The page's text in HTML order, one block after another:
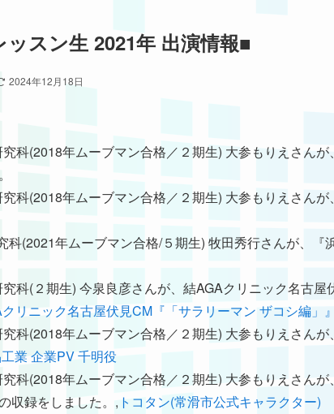
ッスン生 2021年 出演情報■
2024年12月18日
科(2018年ムーブマン合格／２期生) 大参もりえさん
科(2018年ムーブマン合格／２期生) 大参もりえさん
科(2021年ムーブマン合格/５期生) 牧田秀行さんが、
科(２期生) 今泉良彦さんが、結AGAクリニック名古
リニック名古屋伏見CM『「サラリーマン ザコシ編」』
科(2018年ムーブマン合格／２期生) 大参もりえさん
業 企業PV 千明役
科(2018年ムーブマン合格／２期生) 大参もりえさんが
収録をしました。, トコタン(常滑市公式キャラクター)